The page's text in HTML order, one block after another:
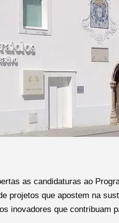
Termo de Pesquisa
Categorias gerais
Filtros
as candidaturas ao
projetos que apostem na
inovadores que contribuam